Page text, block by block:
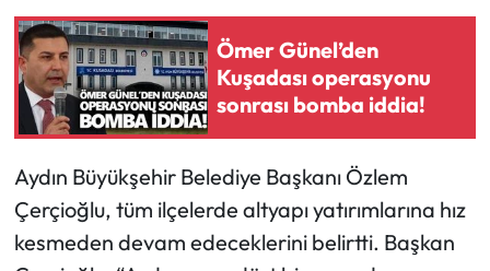
Ömer Günel’den
Kuşadası operasyonu
sonrası bomba iddia!
Aydın Büyükşehir Belediye Başkanı Özlem
Çerçioğlu, tüm ilçelerde altyapı yatırımlarına hız
kesmeden devam edeceklerini belirtti. Başkan